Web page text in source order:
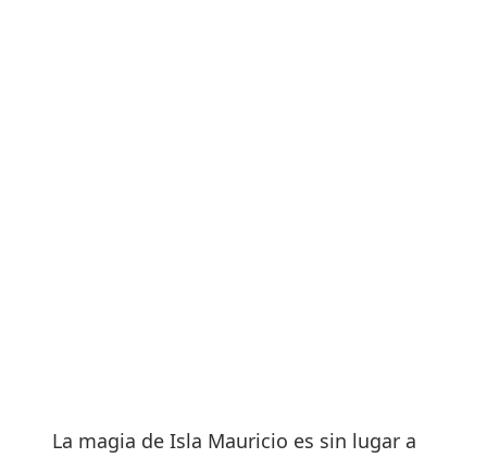
La magia de Isla Mauricio es sin lugar a